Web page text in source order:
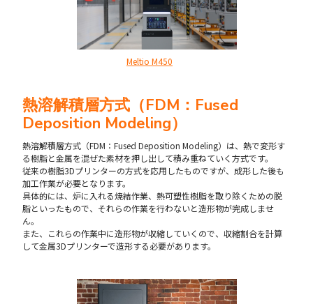
Meltio M450
熱溶解積層方式（FDM：Fused
Deposition Modeling）
熱溶解積層方式（FDM：Fused Deposition Modeling）は、熱で変形す
る樹脂と金属を混ぜた素材を押し出して積み重ねていく方式です。
従来の樹脂3Dプリンターの方式を応用したものですが、成形した後も
加工作業が必要となります。
具体的には、炉に入れる焼結作業、熱可塑性樹脂を取り除くための脱
脂といったもので、それらの作業を行わないと造形物が完成しませ
ん。
また、これらの作業中に造形物が収縮していくので、収縮割合を計算
して金属3Dプリンターで造形する必要があります。